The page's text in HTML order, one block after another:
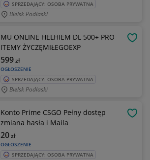
SPRZEDAJĄCY: OSOBA PRYWATNA
Bielsk Podlaski
MU ONLINE HELHIEM DL 500+ PRO
ITEMY ŻYCZĘMIŁEGOEXP
OGŁOSZENIE
599zł
SPRZEDAJĄCY: OSOBA PRYWATNA
Bielsk Podlaski
Konto Prime CSGO Pełny dostęp
zmiana hasła i Maila
OGŁOSZENIE
20zł
SPRZEDAJĄCY: OSOBA PRYWATNA